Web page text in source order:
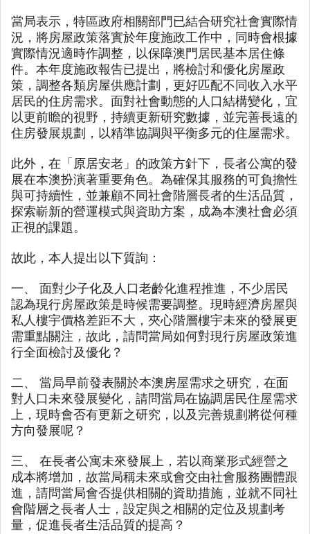
當局表示，特區政府相關部門已結合研究社會實際情
況，將房屋政策落實於年度施政工作中，同時會根據
實際情況適時作調整，以保障澳門居民基本居住條
件。本年度施政報告已提出，將檢討和優化房屋政
策，調整各類房屋供應計劃，更好匹配不同收入水平
居民的住房需求。面對社會動態的人口結構變化，宜
以更前瞻的視野，持續更新研究數據，並完善長遠的
住房發展規劃，以精準協調與平衡多元的住屋需求。
此外，在「原居安老」的政策方針下，長者公寓的發
展在本澳扮演著重要角色。為確保其服務的可負擔性
與可持續性，並兼顧不同社會階層長者的生活品質，
探索嶄新的營運模式與資助方案，成為本澳社會必須
正視的課題。
故此，本人提出以下質詢：
一、 面對少子化及人口老齡化進程推進，不少居民
認為現行房屋政策是時候需要調整。現時經濟房屋與
私人樓宇價格差距不大，夾心階層樓宇未來的發展更
需重點關注，故此，請問當局如何對現行房屋政策進
行全面檢討及優化？
二、 當局早前發表關於本澳房屋需求之研究，在面
對人口未來發展變化，請問當局在協調居民住屋需求
上，現時會否有更新之研究，以及完善規劃將從何種
方向發展呢？
三、 在長者公寓未來發展上，若以商業形式經營之
成本將增加，故當局稱未來或會交由社會服務團體跟
進，請問當局會否提供相關的資助措施，並就不同社
會階層之長者人士，設定與之相關的定位及規劃考
量，促進長者生活品質的提高？